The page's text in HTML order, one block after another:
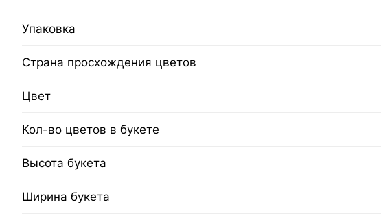
Упаковка
Страна просхождения цветов
Цвет
Кол-во цветов в букете
Высота букета
Ширина букета